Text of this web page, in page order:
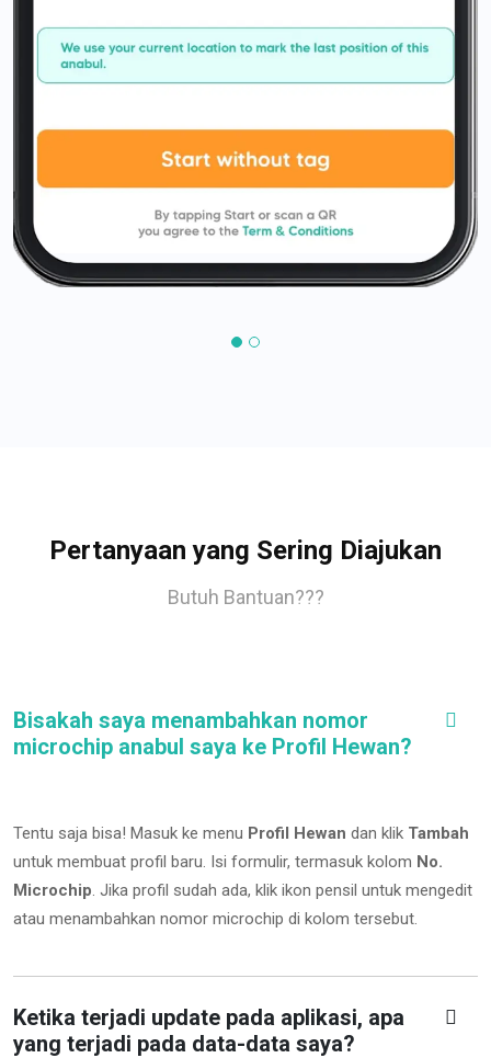
Pertanyaan yang Sering Diajukan
Butuh Bantuan???
Bisakah saya menambahkan nomor
microchip anabul saya ke Profil Hewan?
Tentu saja bisa! Masuk ke menu Profil Hewan dan klik Tambah
untuk membuat profil baru. Isi formulir, termasuk kolom No.
Microchip. Jika profil sudah ada, klik ikon pensil untuk mengedit
atau menambahkan nomor microchip di kolom tersebut.
Ketika terjadi update pada aplikasi, apa
yang terjadi pada data-data saya?